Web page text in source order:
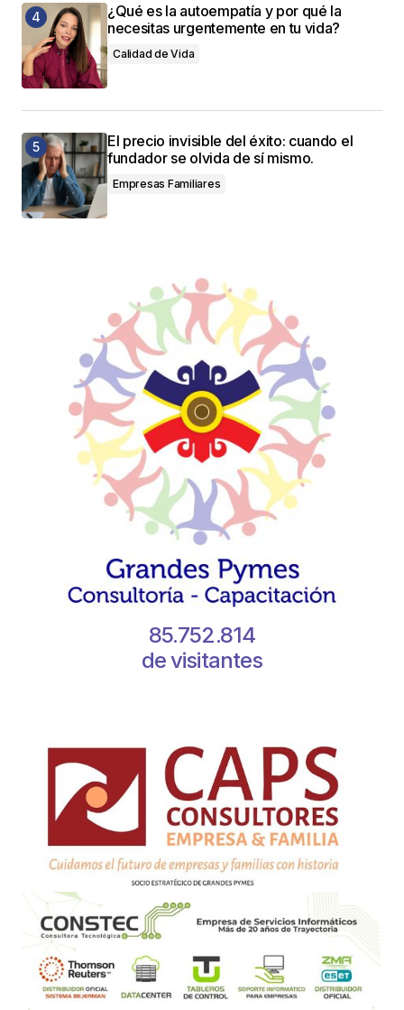
¿Qué es la autoempatía y por qué la
necesitas urgentemente en tu vida?
Calidad de Vida
El precio invisible del éxito: cuando el
fundador se olvida de sí mismo.
Empresas Familiares
85.752.814
de visitantes